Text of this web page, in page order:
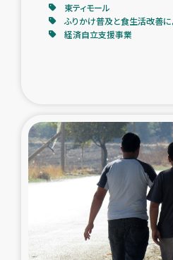
居場所
ガザ地区での公園の緑
ガザ地区における被
ガザ地区酪農を通した
ふりかけ普及と食生活
東ティモール
ふりかけ普及と食生活改善
経済自立支援事業